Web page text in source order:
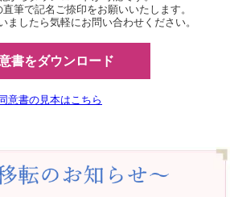
筆で記名ご捺印をお願いいたします。
ましたら気軽にお問い合わせください。
書をダウンロード
同意書の見本はこちら